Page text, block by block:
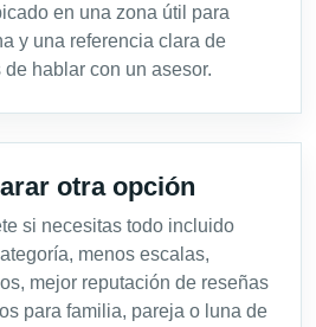
en una zona útil para
y una referencia clara de
hablar con un asesor.
otra opción
si necesitas todo incluido
menos escalas,
mejor reputación de reseñas
para familia, pareja o luna de